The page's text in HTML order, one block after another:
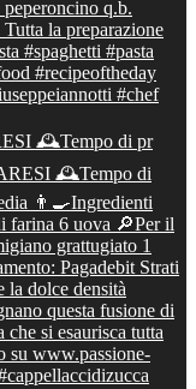
🕰Tempo di pr